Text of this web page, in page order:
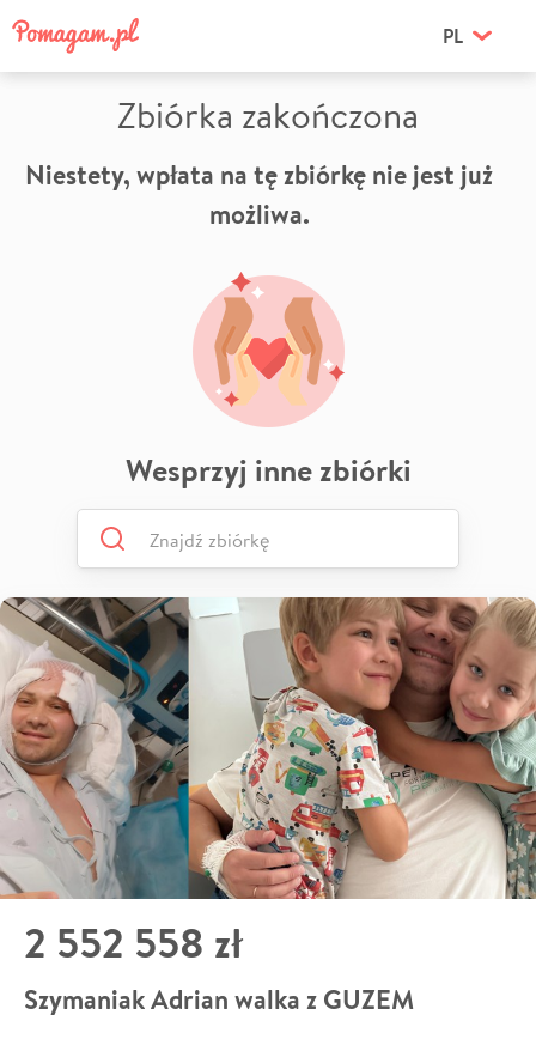
PL
Zbiórka zakończona
Niestety, wpłata na tę zbiórkę nie jest już
możliwa.
Wesprzyj inne zbiórki
2 552 558 zł
Szymaniak Adrian walka z GUZEM